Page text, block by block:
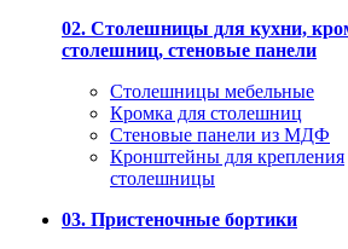
02. Столешницы для кухни,
столешниц, стеновые панели
Столешницы мебельные
Кромка для столешниц
Стеновые панели из МДФ
Кронштейны для крепления
столешницы
03. Пристеночные бортики